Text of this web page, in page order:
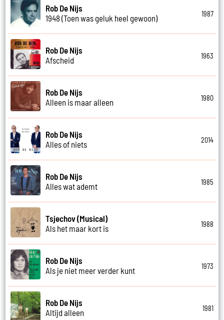
Rob De Nijs
1948 (Toen was geluk heel gewoon)
1987
Rob De Nijs
Afscheid
1963
Rob De Nijs
Alleen is maar alleen
1980
Rob De Nijs
Alles of niets
2014
Rob De Nijs
Alles wat ademt
1985
Tsjechov (Musical)
Als het maar kort is
1988
Rob De Nijs
Als je niet meer verder kunt
1973
Rob De Nijs
Altijd alleen
1981